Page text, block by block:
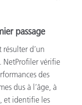
passage
résulter d’un
NetProfiler vérifie
des
dus à l’âge, à
et identifie les